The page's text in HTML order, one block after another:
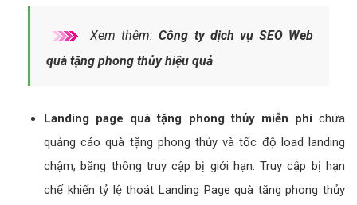
Xem thêm:Công ty dịch vụ SEO Web
quà tặng phong thủy hiệu quả
Landing page quà tặng phong thủy miễn phíchứa
quảng cáo quà tặng phong thủy và tốc độ load landing
chậm, băng thông truy cập bị giới hạn. Truy cập bị hạn
chế khiến tỷ lệ thoát Landing Page quà tặng phong thủy